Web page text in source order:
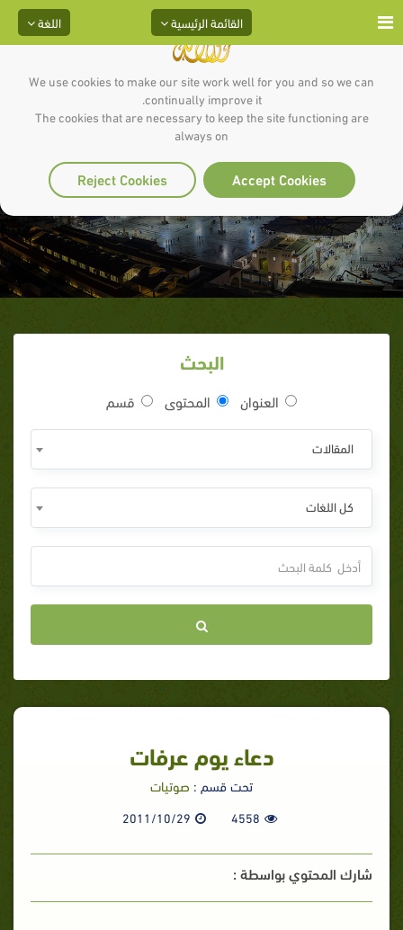
We use cookies to make our site work well for you and so we can
continually improve it.
The cookies that are necessary to keep the site functioning are
always on
Accept Cookies
Reject Cookies
اللغة القائمة الرئيسية
دعاء يوم عرفات
البحث
العنوان المحتوى قسم
المقالات
كل اللغات
دعاء يوم عرفات
تحت قسم : صوتيات
4558
2011/10/29
شارك المحتوي بواسطة :